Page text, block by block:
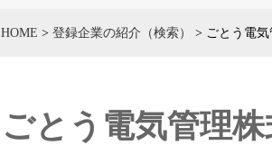
HOME > 登録企業の紹介（検索） > ごとう電
ごとう電気管理